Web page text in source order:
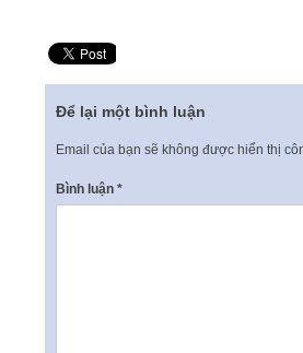
Để lại một bình luận
Email của bạn sẽ không được hiển thị
Bình luận *